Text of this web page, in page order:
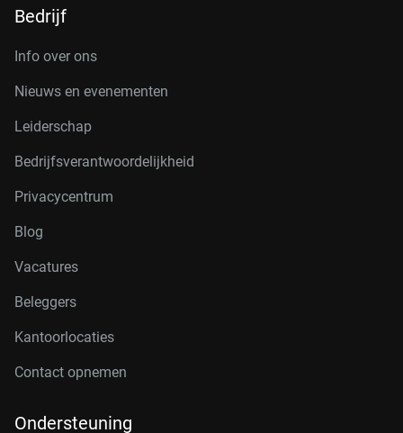
Bedrijf
Info over ons
Nieuws en evenementen
Leiderschap
Bedrijfsverantwoordelijkheid
Privacycentrum
Blog
Vacatures
Beleggers
Kantoorlocaties
Contact opnemen
Ondersteuning